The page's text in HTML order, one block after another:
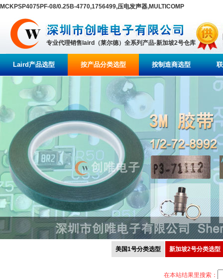
MCKPSP4075PF-08/0.25B-4770,1756499,压电发声器,MULTICOMP
专业代理销售laird（莱尔德）全系列产品-新加坡2号仓库
Laird产品选型 按产品分类选型 按制造商选型
美国1号分类选型 新加坡2号分类选型
在本站结果里搜索：